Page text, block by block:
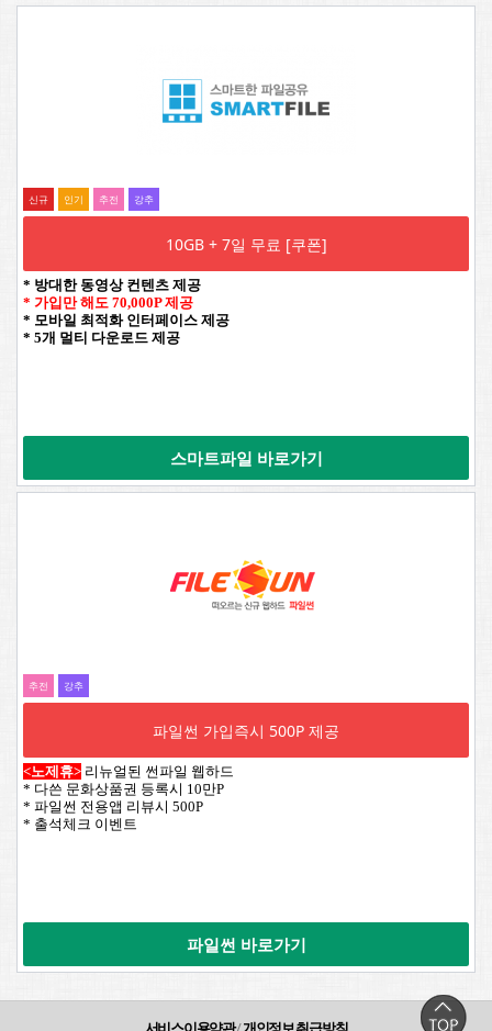
신규 인기 추전 강추
10GB + 7일 무료 [쿠폰]
* 방대한 동영상 컨텐츠 제공
* 가입만 해도 70,000P 제공
* 모바일 최적화 인터페이스 제공
* 5개 멀티 다운로드 제공
스마트파일 바로가기
추전 강추
파일썬 가입즉시 500P 제공
<노제휴> 리뉴얼된 썬파일 웹하드
* 다쓴 문화상품권 등록시 10만P
* 파일썬 전용앱 리뷰시 500P
* 출석체크 이벤트
파일썬 바로가기